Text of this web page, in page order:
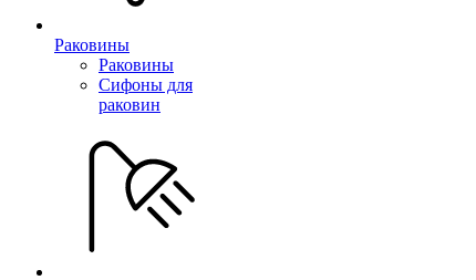
Раковины
Раковины
Сифоны для
раковин